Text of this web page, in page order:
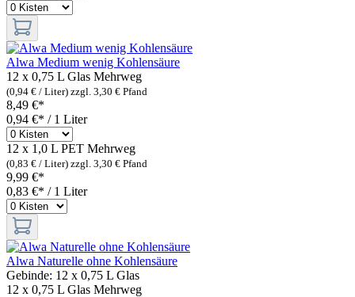
Alwa Medium wenig Kohlensäure
12 x 0,75 L Glas Mehrweg
(0,94 € / Liter) zzgl. 3,30 € Pfand
8,49 €*
0,94 €* / 1 Liter
12 x 1,0 L PET Mehrweg
(0,83 € / Liter) zzgl. 3,30 € Pfand
9,99 €*
0,83 €* / 1 Liter
Alwa Naturelle ohne Kohlensäure
Gebinde: 12 x 0,75 L Glas
12 x 0,75 L Glas Mehrweg